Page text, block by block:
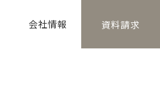
会社情報 資料請求